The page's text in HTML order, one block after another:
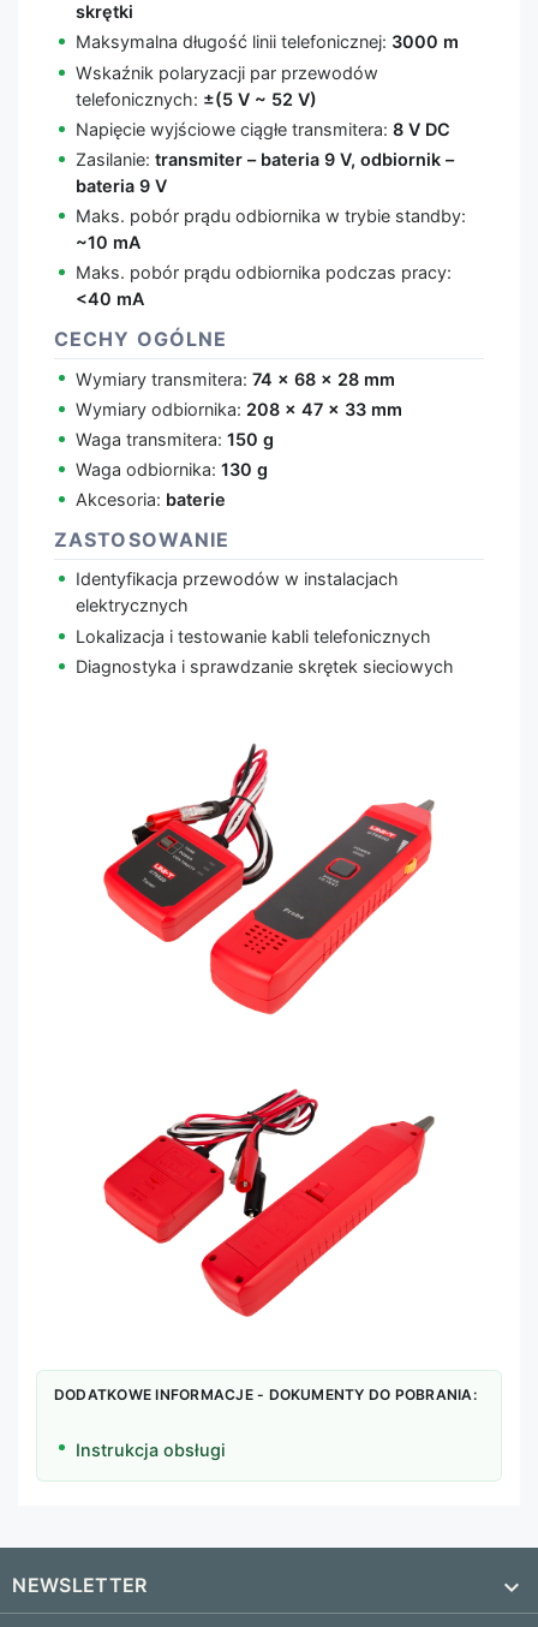
skrętki
Maksymalna długość linii telefonicznej: 3000 m
Wskaźnik polaryzacji par przewodów
telefonicznych: ±(5 V ~ 52 V)
Napięcie wyjściowe ciągłe transmitera: 8 V DC
Zasilanie: transmiter – bateria 9 V, odbiornik –
bateria 9 V
Maks. pobór prądu odbiornika w trybie standby:
~10 mA
Maks. pobór prądu odbiornika podczas pracy:
<40 mA
CECHY OGÓLNE
Wymiary transmitera: 74 × 68 × 28 mm
Wymiary odbiornika: 208 × 47 × 33 mm
Waga transmitera: 150 g
Waga odbiornika: 130 g
Akcesoria: baterie
ZASTOSOWANIE
Identyfikacja przewodów w instalacjach
elektrycznych
Lokalizacja i testowanie kabli telefonicznych
Diagnostyka i sprawdzanie skrętek sieciowych
DODATKOWE INFORMACJE - DOKUMENTY DO POBRANIA:
Instrukcja obsługi
NEWSLETTER 